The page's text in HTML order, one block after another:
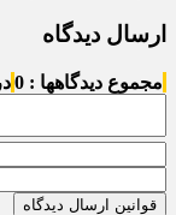
ارسال دیدگاه
مجموع دیدگاهها : 0
قوانین ارسال دیدگاه